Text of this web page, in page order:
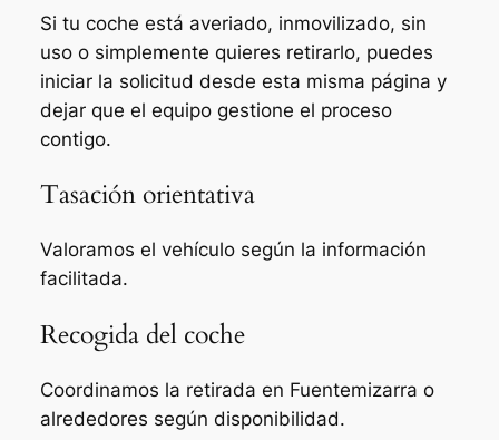
Si tu coche está averiado, inmovilizado, sin
uso o simplemente quieres retirarlo, puedes
iniciar la solicitud desde esta misma página y
dejar que el equipo gestione el proceso
contigo.
Tasación orientativa
Valoramos el vehículo según la información
facilitada.
Recogida del coche
Coordinamos la retirada en Fuentemizarra o
alrededores según disponibilidad.